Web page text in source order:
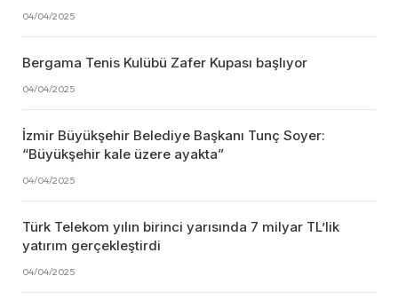
04/04/2025
Bergama Tenis Kulübü Zafer Kupası başlıyor
04/04/2025
İzmir Büyükşehir Belediye Başkanı Tunç Soyer:
“Büyükşehir kale üzere ayakta”
04/04/2025
Türk Telekom yılın birinci yarısında 7 milyar TL’lik
yatırım gerçekleştirdi
04/04/2025